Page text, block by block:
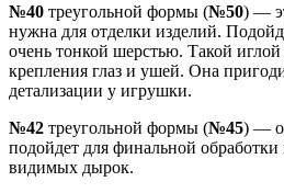
№40 треугольной формы (№50) —
нужна для отделки изделий.
очень тонкой шерстью. Такой
крепления глаз и ушей. Она
детализации у игрушки.
№42 треугольной формы (№45) —
подойдет для финальной обработки
видимых дырок.